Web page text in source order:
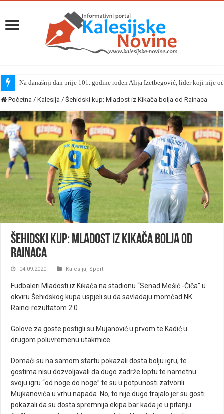
Na današnji dan prije 101. godine rođen Alija Izetbegović, lider koji nije
Početna / Kalesija / Šehidski kup: Mladost iz Kikača bolja od Rainaca
Šehidski kup: Mladost iz Kikača bolja od
Rainaca
04.09.2020. Kalesija, Sport
Fudbaleri Mladosti iz Kikača na stadionu “Senad Mešić -Čiča” u
okviru Šehidskog kupa uspjeli su da savladaju momčad NK
Rainci rezultatom 2:0.
Golove za goste postigli su Mujanović u prvom te Kadić u
drugom poluvremenu utakmice.
Domaći su na samom startu pokazali dosta bolju igru, te
gostima nisu dozvoljavali da dugo zadrže loptu te nametnu
svoju igru “od noge do noge” te su u potpunosti zatvorili
Mujkanovića u vrhu napada. No, to nije dugo trajalo jer su gosti
pokazali da su dosta spremnija ekipa bar kada je u pitanju